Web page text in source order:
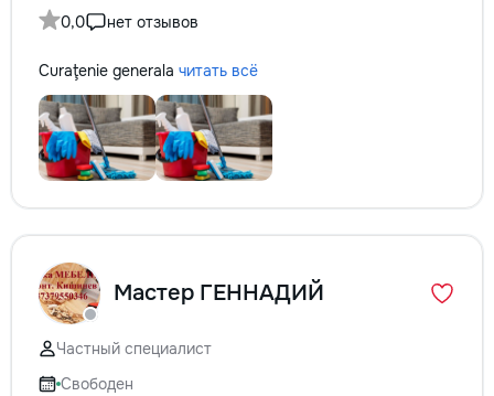
0,0
нет отзывов
Curaţenie generala читать всё
Мастер ГЕННАДИЙ
Частный специалист
Свободен